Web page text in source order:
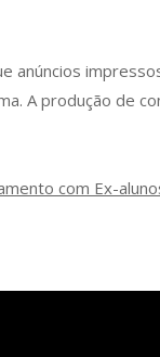
anúncios
A produção de
com Ex-